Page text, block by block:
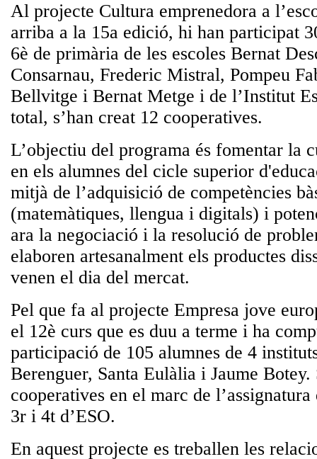
Al projecte Cultura emprenedora a
arriba a la 15a edició, hi han participat
6è de primària de les escoles Bernat
Consarnau, Frederic Mistral, Pompeu
Bellvitge i Bernat Metge i de l’Institut
total, s’han creat 12 cooperatives.
L’objectiu del programa és fomentar la
en els alumnes del cicle superior
mitjà de l’adquisició de competències
(matemàtiques, llengua i digitals) i
ara la negociació i la resolució de
elaboren artesanalment els productes
venen el dia del mercat.
Pel que fa al projecte Empresa jove
el 12è curs que es duu a terme i ha
participació de 105 alumnes de 4
Berenguer, Santa Eulàlia i Jaume Botey.
cooperatives en el marc de
3r i 4t d’ESO.
En aquest projecte es treballen les